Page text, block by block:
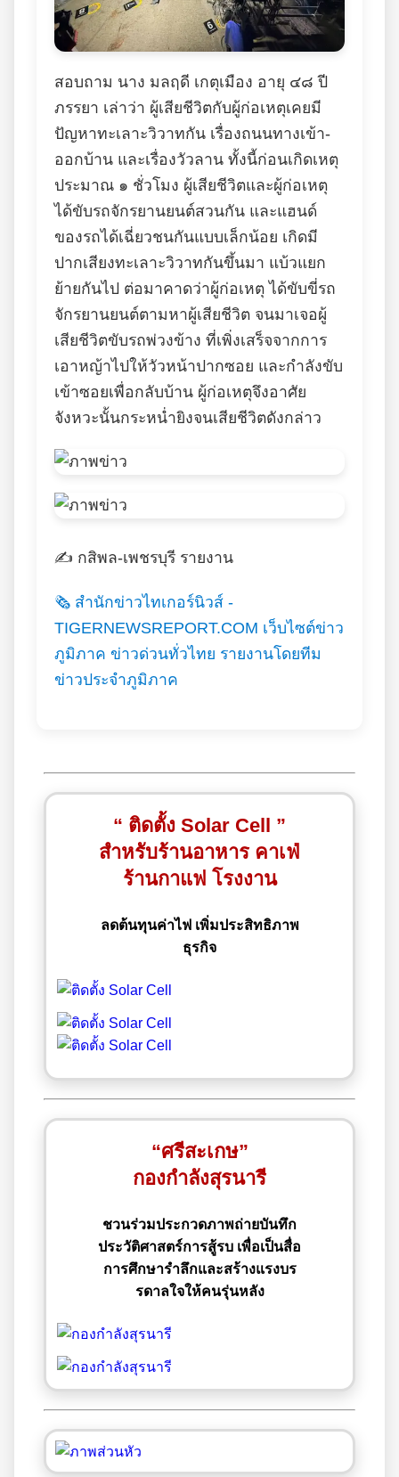
สอบถาม นาง มลฤดี เกตุเมือง อายุ ๔๘ ปี
ภรรยา เล่าว่า ผู้เสียชีวิตกับผู้ก่อเหตุเคยมี
ปัญหาทะเลาะวิวาทกัน เรื่องถนนทางเข้า-
ออกบ้าน และเรื่องวัวลาน ทั้งนี้ก่อนเกิดเหตุ
ประมาณ ๑ ชั่วโมง ผู้เสียชีวิตและผู้ก่อเหตุ
ได้ขับรถจักรยานยนต์สวนกัน และแฮนด์
ของรถได้เฉี่ยวชนกันแบบเล็กน้อย เกิดมี
ปากเสียงทะเลาะวิวาทกันขึ้นมา แบ้วแยก
ย้ายกันไป ต่อมาคาดว่าผู้ก่อเหตุ ได้ขับขี่รถ
จักรยานยนต์ตามหาผู้เสียชีวิต จนมาเจอผู้
เสียชีวิตขับรถพ่วงข้าง ที่เพิ่งเสร็จจากการ
เอาหญ้าไปให้วัวหน้าปากซอย และกำลังขับ
เข้าซอยเพื่อกลับบ้าน ผู้ก่อเหตุจึงอาศัย
จังหวะนั้นกระหน่ำยิงจนเสียชีวิตดังกล่าว
✍️ กสิพล-เพชรบุรี รายงาน
🗞️ สำนักข่าวไทเกอร์นิวส์ -
TIGERNEWSREPORT.COM เว็บไซต์ข่าว
ภูมิภาค ข่าวด่วนทั่วไทย รายงานโดยทีม
ข่าวประจำภูมิภาค
“ ติดตั้ง Solar Cell ”
สำหรับร้านอาหาร คาเฟ่
ร้านกาแฟ โรงงาน
ลดต้นทุนค่าไฟ เพิ่มประสิทธิภาพ
ธุรกิจ
“ศรีสะเกษ”
กองกำลังสุรนารี
ชวนร่วมประกวดภาพถ่ายบันทึก
ประวัติศาสตร์การสู้รบ เพื่อเป็นสื่อ
การศึกษารำลึกและสร้างแรงบร
รดาลใจให้คนรุ่นหลัง